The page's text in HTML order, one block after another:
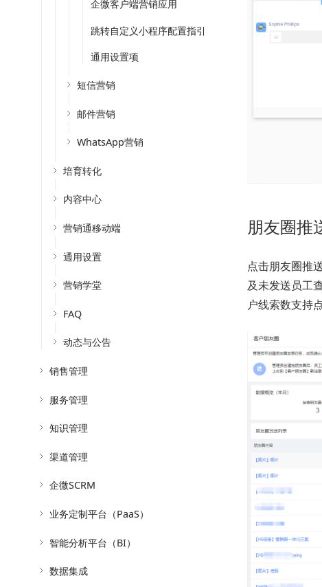
企微客户端营销应用
跳转自定义小程序配置指引
通用设置项
短信营销
邮件营销
WhatsApp营销
培育转化
内容中心
营销通移动端
通用设置
营销学堂
FAQ
动态与公告
销售管理
服务管理
知识管理
渠道管理
企微SCRM
业务定制平台（PaaS）
智能分析平台（BI）
数据集成
朋友圈推
点击朋友圈推
及未发送员工
户线索数支持